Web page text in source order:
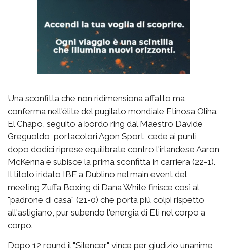
Una sconfitta che non ridimensiona affatto ma
conferma nell'élite del pugilato mondiale Etinosa Oliha.
El Chapo, seguito a bordo ring dal Maestro Davide
Greguoldo, portacolori Agon Sport, cede ai punti
dopo dodici riprese equilibrate contro l'irlandese Aaron
McKenna e subisce la prima sconfitta in carriera (22-1).
Il titolo iridato IBF a Dublino nel main event del
meeting Zuffa Boxing di Dana White finisce così al
"padrone di casa" (21-0) che porta più colpi rispetto
all'astigiano, pur subendo l'energia di Eti nel corpo a
corpo.
Dopo 12 round il "Silencer" vince per giudizio unanime